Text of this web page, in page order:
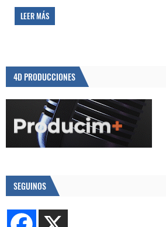
LEER MÁS
4D PRODUCCIONES
SEGUINOS